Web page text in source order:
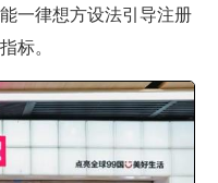
一律想方设法引导注册
标。